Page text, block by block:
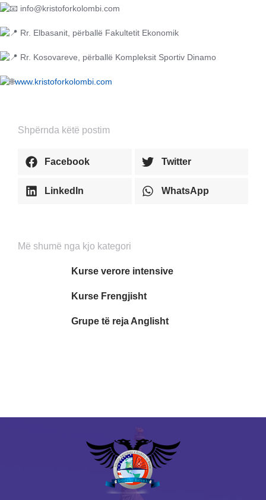
info@kristoforkolombi.com
Rr. Elbasanit, përballë Fakultetit Ekonomik
Rr. Kosovareve, përballë Kompleksit Sportiv Dinamo
www.kristoforkolombi.com
Shpërnda këtë postim
Facebook Twitter
LinkedIn WhatsApp
Më shumë nga kjo kategori
Kurse verore intensive
Kurse Frengjisht
Grupe të reja Anglisht